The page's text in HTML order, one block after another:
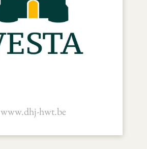
Vesta
www.dhj-hwt.be